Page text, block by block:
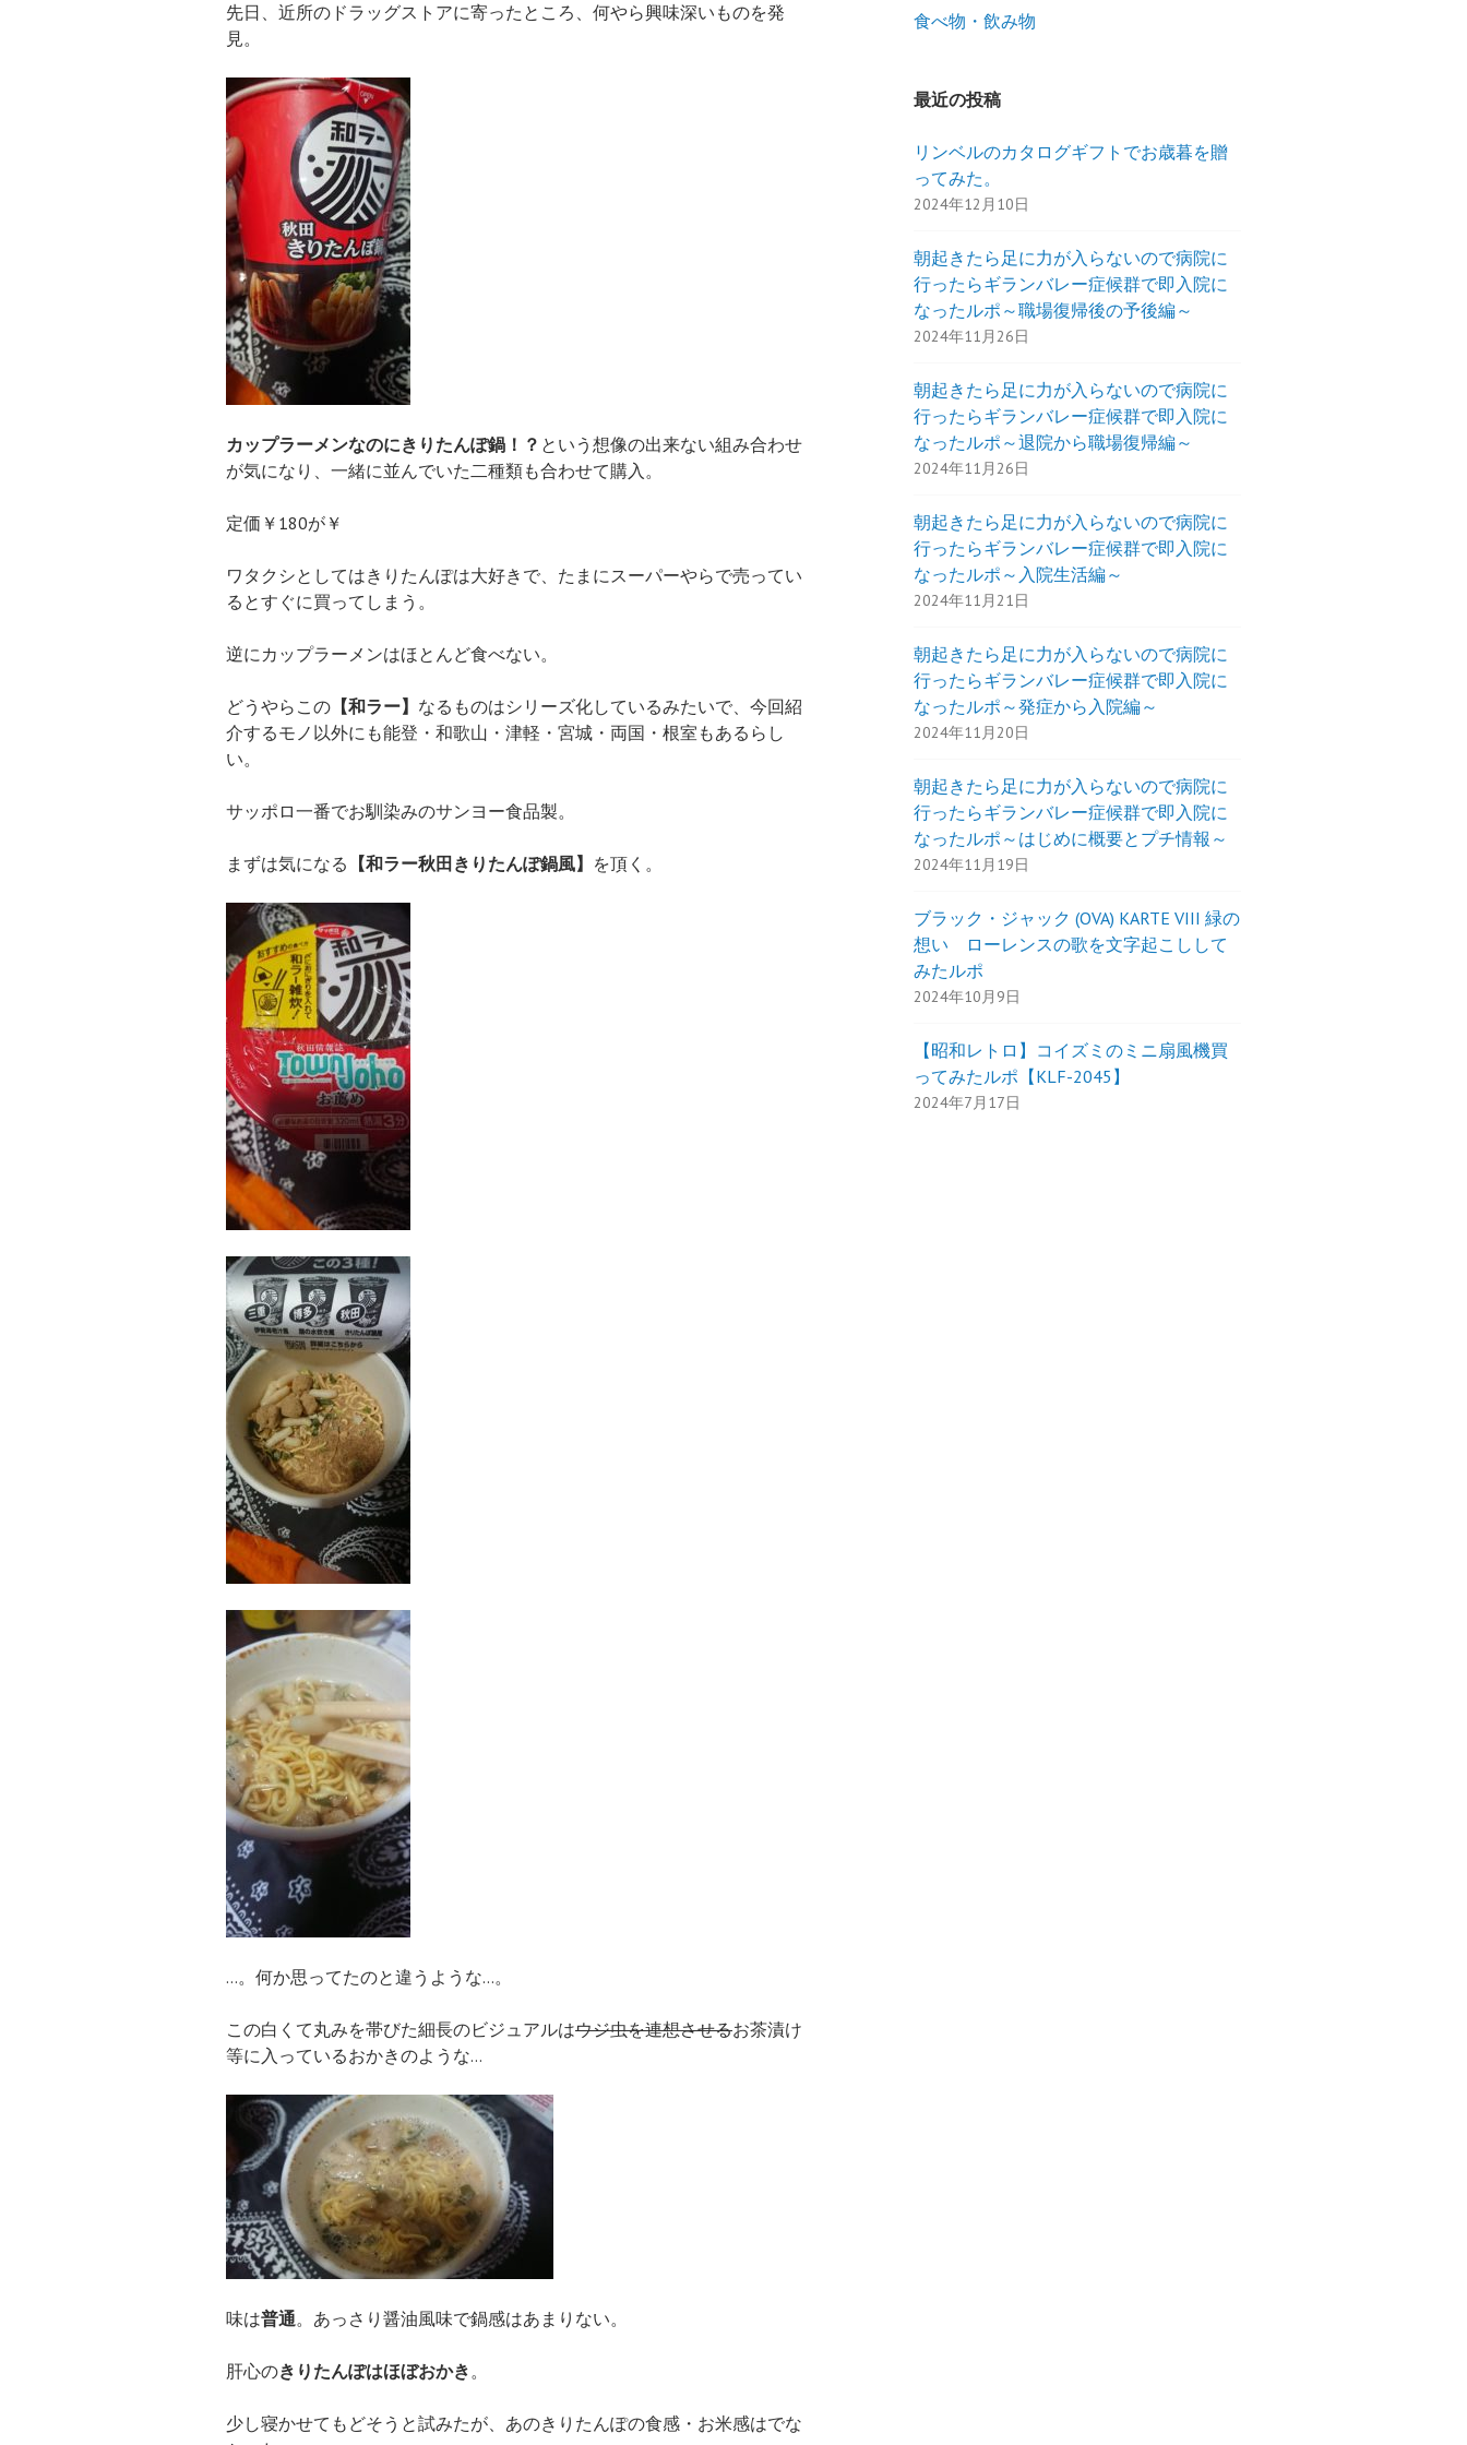
先日、近所のドラッグストアに寄ったところ、何やら興味深いものを発
見。
カップラーメンなのにきりたんぽ鍋！？ という想像の出来ない組み合わせ
が気になり、一緒に並んでいた二種類も合わせて購入。
定価￥180が￥
ワタクシとしてはきりたんぽは大好きで、たまにスーパーやらで売ってい
るとすぐに買ってしまう。
逆にカップラーメンはほとんど食べない。
どうやらこの 【和ラー】 なるものはシリーズ化しているみたいで、今回紹
介するモノ以外にも能登・和歌山・津軽・宮城・両国・根室もあるらし
い。
サッポロ一番でお馴染みのサンヨー食品製。
まずは気になる 【和ラー秋田きりたんぽ鍋風】 を頂く。
…。何か思ってたのと違うような…。
この白くて丸みを帯びた細長のビジュアルはウジ虫を連想させるお茶漬け
等に入っているおかきのような…
味は普通。あっさり醤油風味で鍋感はあまりない。
肝心のきりたんぽはほぼおかき。
少し寝かせてもどそうと試みたが、あのきりたんぽの食感・お米感はでな
食べ物・飲み物
最近の投稿
リンベルのカタログギフトでお歳暮を贈
ってみた。
2024年12月10日
朝起きたら足に力が入らないので病院に
行ったらギランバレー症候群で即入院に
なったルポ～職場復帰後の予後編～
2024年11月26日
朝起きたら足に力が入らないので病院に
行ったらギランバレー症候群で即入院に
なったルポ～退院から職場復帰編～
2024年11月26日
朝起きたら足に力が入らないので病院に
行ったらギランバレー症候群で即入院に
なったルポ～入院生活編～
2024年11月21日
朝起きたら足に力が入らないので病院に
行ったらギランバレー症候群で即入院に
なったルポ～発症から入院編～
2024年11月20日
朝起きたら足に力が入らないので病院に
行ったらギランバレー症候群で即入院に
なったルポ～はじめに概要とプチ情報～
2024年11月19日
ブラック・ジャック (OVA) KARTE VIII 緑の
想い ローレンスの歌を文字起こしして
みたルポ
2024年10月9日
【昭和レトロ】コイズミのミニ扇風機買
ってみたルポ【KLF-2045】
2024年7月17日